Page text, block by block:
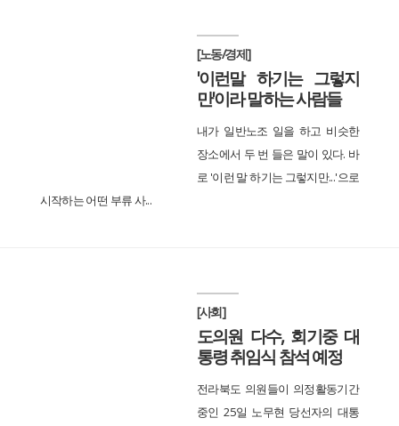
[노동/경제]
'이런말 하기는 그렇지
만'이라 말하는 사람들
내가 일반노조 일을 하고 비슷한
장소에서 두 번 들은 말이 있다. 바
로 '이런 말 하기는 그렇지만...'으로
시작하는 어떤 부류 사...
[사회]
도의원 다수, 회기중 대
통령 취임식 참석 예정
전라북도 의원들이 의정활동기간
중인 25일 노무현 당선자의 대통